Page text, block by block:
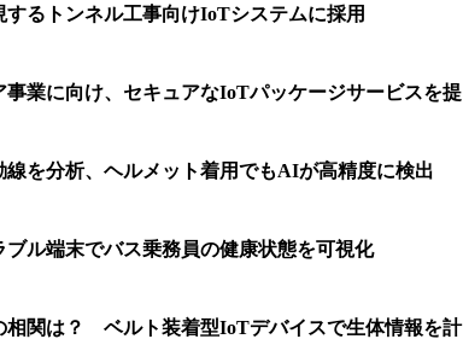
るトンネル工事向けIoTシステムに採用
業に向け、セキュアなIoTパッケージサービスを提
を分析、ヘルメット着用でもAIが高精度に検出
ル端末でバス乗務員の健康状態を可視化
相関は？ ベルト装着型IoTデバイスで生体情報を計